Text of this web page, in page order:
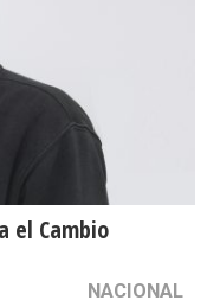
el Cambio
NACIONAL